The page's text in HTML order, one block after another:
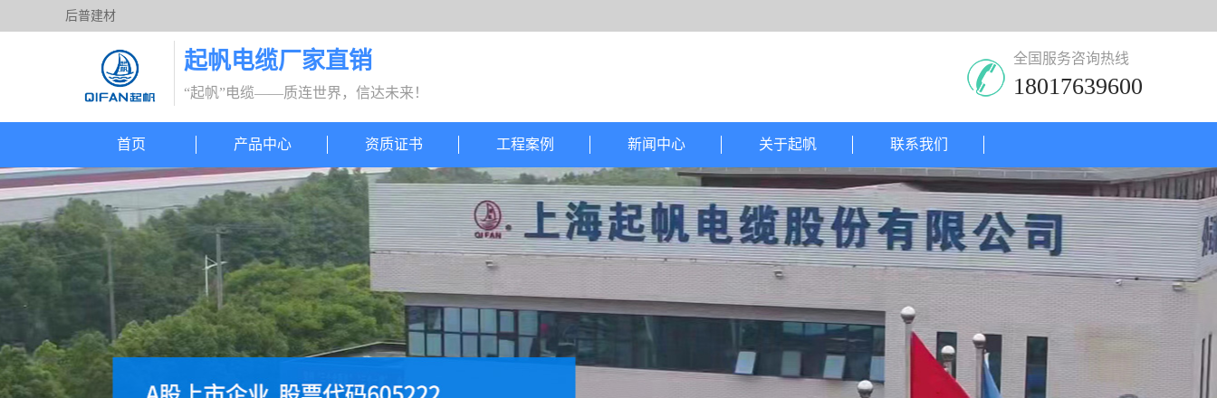
后普建材
起帆电缆厂家直销
“起帆”电缆——质连世界，信达未来！
全国服务咨询热线
18017639600
首页 产品中心 资质证书 工程案例 新闻中心 关于起帆 联系我们